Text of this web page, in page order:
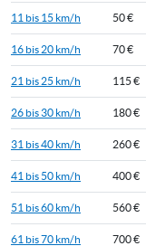
11 bis 15 km/h 50 €
16 bis 20 km/h 70 €
21 bis 25 km/h 115 €
26 bis 30 km/h 180 €
31 bis 40 km/h 260 €
41 bis 50 km/h 400 €
51 bis 60 km/h 560 €
61 bis 70 km/h 700 €